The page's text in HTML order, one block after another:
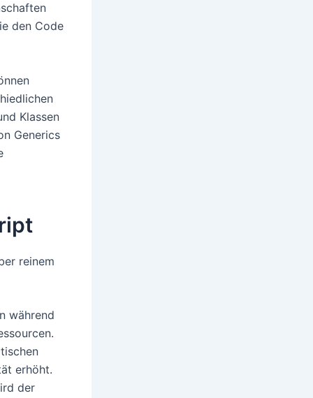
den Code
Klassen
Generics
reinem
während
erhöht.
der